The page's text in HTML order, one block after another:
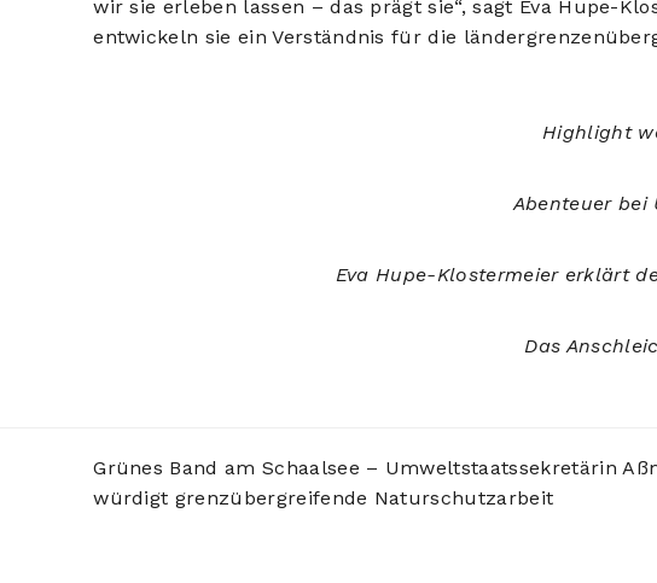
wir sie erleben lassen – das prägt sie“, sagt Eva Hupe-
entwickeln sie ein Verständnis für die
Highlight
Abenteuer bei
Eva Hupe-Klostermeier erklärt
Das
Grünes Band am Schaalsee – Umweltstaatssekretärin
würdigt grenzübergreifende Naturschutzarbeit